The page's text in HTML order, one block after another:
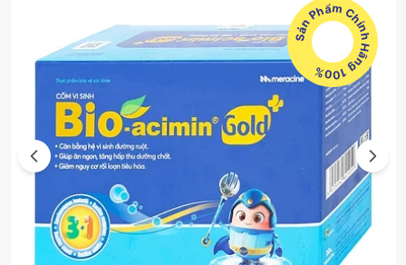
Sản Phẩm Chính Hãng 100%
Previous Next